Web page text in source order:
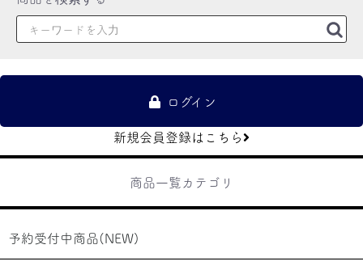
ログイン
新規会員登録はこちら
商品一覧カテゴリ
予約受付中商品(NEW)